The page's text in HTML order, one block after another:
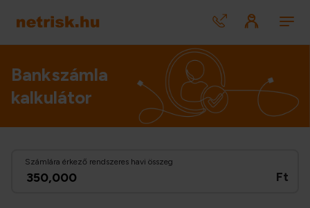
Bankszámla
kalkulátor
Ft
Számlára érkező rendszeres havi összeg